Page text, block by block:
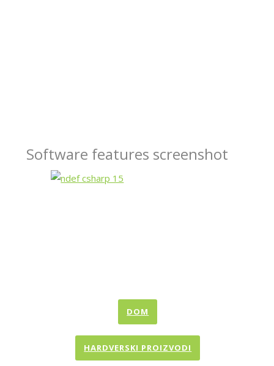
Software features screenshot
DOM
HARDVERSKI PROIZVODI